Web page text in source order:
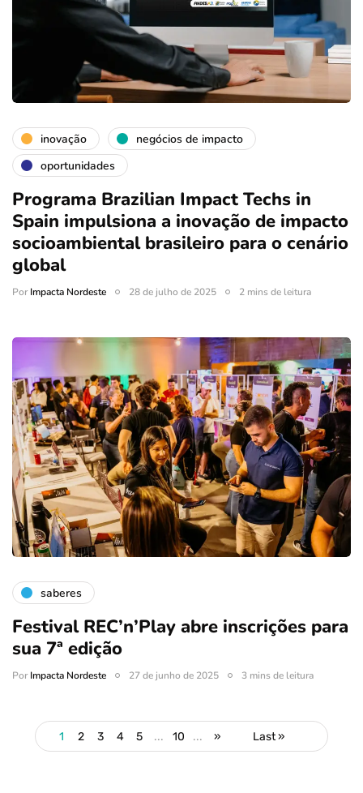
inovação
negócios de impacto
oportunidades
Programa Brazilian Impact Techs in
Spain impulsiona a inovação de impacto
socioambiental brasileiro para o cenário
global
PorImpacta Nordeste 28 de julho de 2025 2 mins de leitura
saberes
Festival REC’n’Play abre inscrições para
sua 7ª edição
PorImpacta Nordeste 27 de junho de 2025 3 mins de leitura
1 2 3 4 5 ... 10 ... » Last »